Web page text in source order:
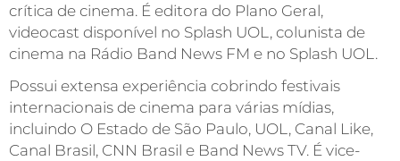
crítica de cinema. É editora do Plano Geral,
videocast disponível no Splash UOL, colunista de
cinema na Rádio Band News FM e no Splash UOL.
Possui extensa experiência cobrindo festivais
internacionais de cinema para várias mídias,
incluindo O Estado de São Paulo, UOL, Canal Like,
Canal Brasil, CNN Brasil e Band News TV. É vice-